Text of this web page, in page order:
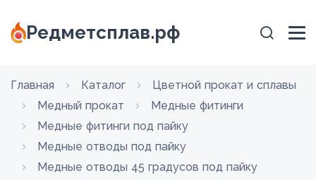
Редметсплав.рф
Главная Каталог
Цветной прокат и сплавы
Медный прокат
Медные фитинги
Медные фитинги под пайку
Медные отводы под пайку
Медные отводы 45 градусов под пайку